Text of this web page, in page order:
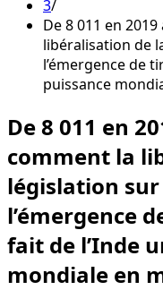
3
De 8 011 en
libéralisation de
l’émergence de
puissance
De 8 011 en
comment la
législation
l’émergence
fait de l’Inde
mondiale en